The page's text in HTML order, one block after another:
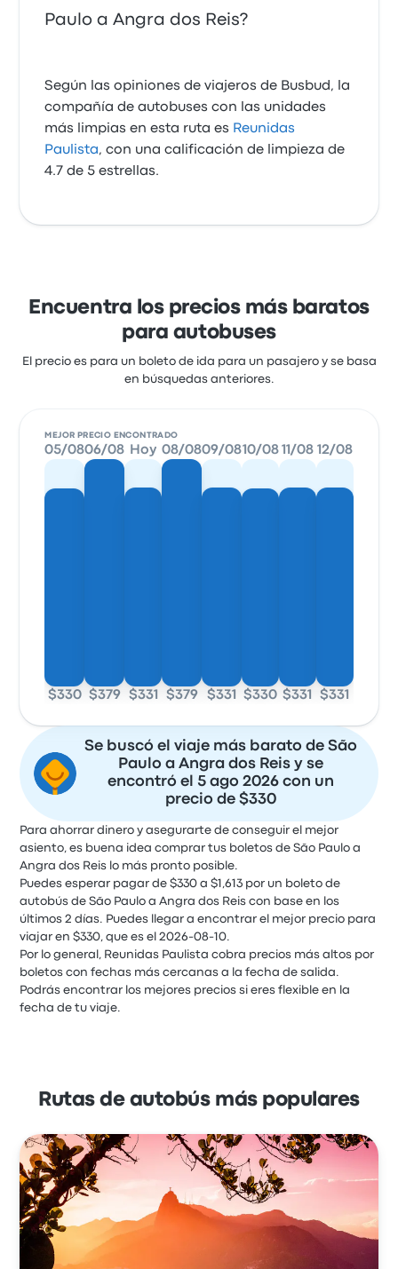
Paulo a Angra dos Reis?
Según las opiniones de viajeros de Busbud, la
compañía de autobuses con las unidades
más limpias en esta ruta es Reunidas
Paulista, con una calificación de limpieza de
4.7 de 5 estrellas.
Encuentra los precios más baratos
para autobuses
El precio es para un boleto de ida para un pasajero y se basa
en búsquedas anteriores.
MEJOR PRECIO ENCONTRADO
05/08
$330
06/08
$379
Hoy
$331
08/08
$379
09/08
$331
10/08
$330
11/08
$331
12/08
$331
Se buscó el viaje más barato de São
Paulo a Angra dos Reis y se
encontró el 5 ago 2026 con un
precio de $330
Para ahorrar dinero y asegurarte de conseguir el mejor
asiento, es buena idea comprar tus boletos de São Paulo a
Angra dos Reis lo más pronto posible.
Puedes esperar pagar de $330 a $1,613 por un boleto de
autobús de São Paulo a Angra dos Reis con base en los
últimos 2 días. Puedes llegar a encontrar el mejor precio para
viajar en $330, que es el 2026-08-10.
Por lo general, Reunidas Paulista cobra precios más altos por
boletos con fechas más cercanas a la fecha de salida.
Podrás encontrar los mejores precios si eres flexible en la
fecha de tu viaje.
Rutas de autobús más populares